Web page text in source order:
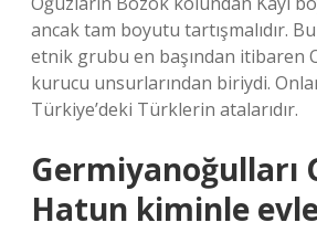
ancak tam boyutu tartışmalıdır.
etnik grubu en başından itibaren
kurucu unsurlarından biriydi.
Türkiye’deki Türklerin atalarıdır.
Germiyanoğulları
Hatun kiminle